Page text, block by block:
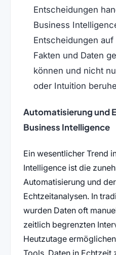
Entscheidungen
Business
Entscheidungen
Fakten und Daten
können und nicht
oder Intuition
Automatisierung und
Business Intelligence
Ein wesentlicher Trend
Intelligence ist die
Automatisierung und
Echtzeitanalysen. In
wurden Daten oft
zeitlich begrenzten
Heutzutage